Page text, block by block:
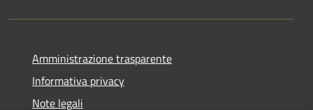
Amministrazione trasparente
Informativa privacy
Note legali